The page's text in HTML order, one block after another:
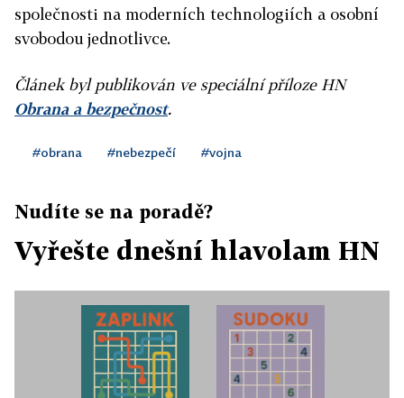
společnosti na moderních technologiích a osobní
svobodou jednotlivce.
Článek byl publikován ve speciální příloze HN
Obrana a bezpečnost.
#obrana #nebezpečí #vojna
Nudíte se na poradě?
Vyřešte dnešní hlavolam HN